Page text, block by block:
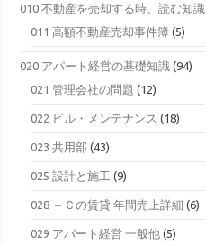
010 不動産を売却する時、読む知識
011 高額不動産売却事件簿 (5)
020 アパート経営の基礎知識 (94)
021 管理会社の問題 (12)
022 ビル・メンテナンス (18)
023 共用部 (43)
025 設計と施工 (9)
028 ＋Ｃの賃貸 年間売上詳細 (6)
029 アパート経営 一般他 (5)